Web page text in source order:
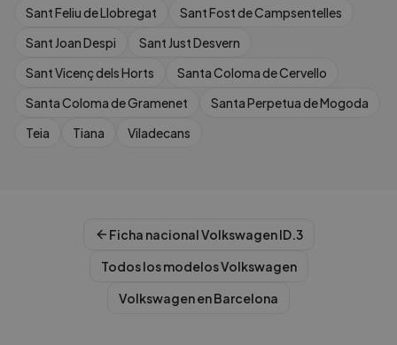
Sant Feliu de Llobregat
Sant Fost de Campsentelles
Sant Joan Despi
Sant Just Desvern
Sant Vicenç dels Horts
Santa Coloma de Cervello
Santa Coloma de Gramenet
Santa Perpetua de Mogoda
Teia
Tiana Viladecans
Ficha nacionalVolkswagenID.3
Todos los modelosVolkswagen
VolkswagenenBarcelona